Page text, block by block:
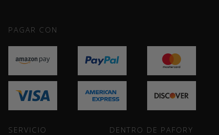
PAGAR CON
SERVICIO DENTRO DE PAFORY